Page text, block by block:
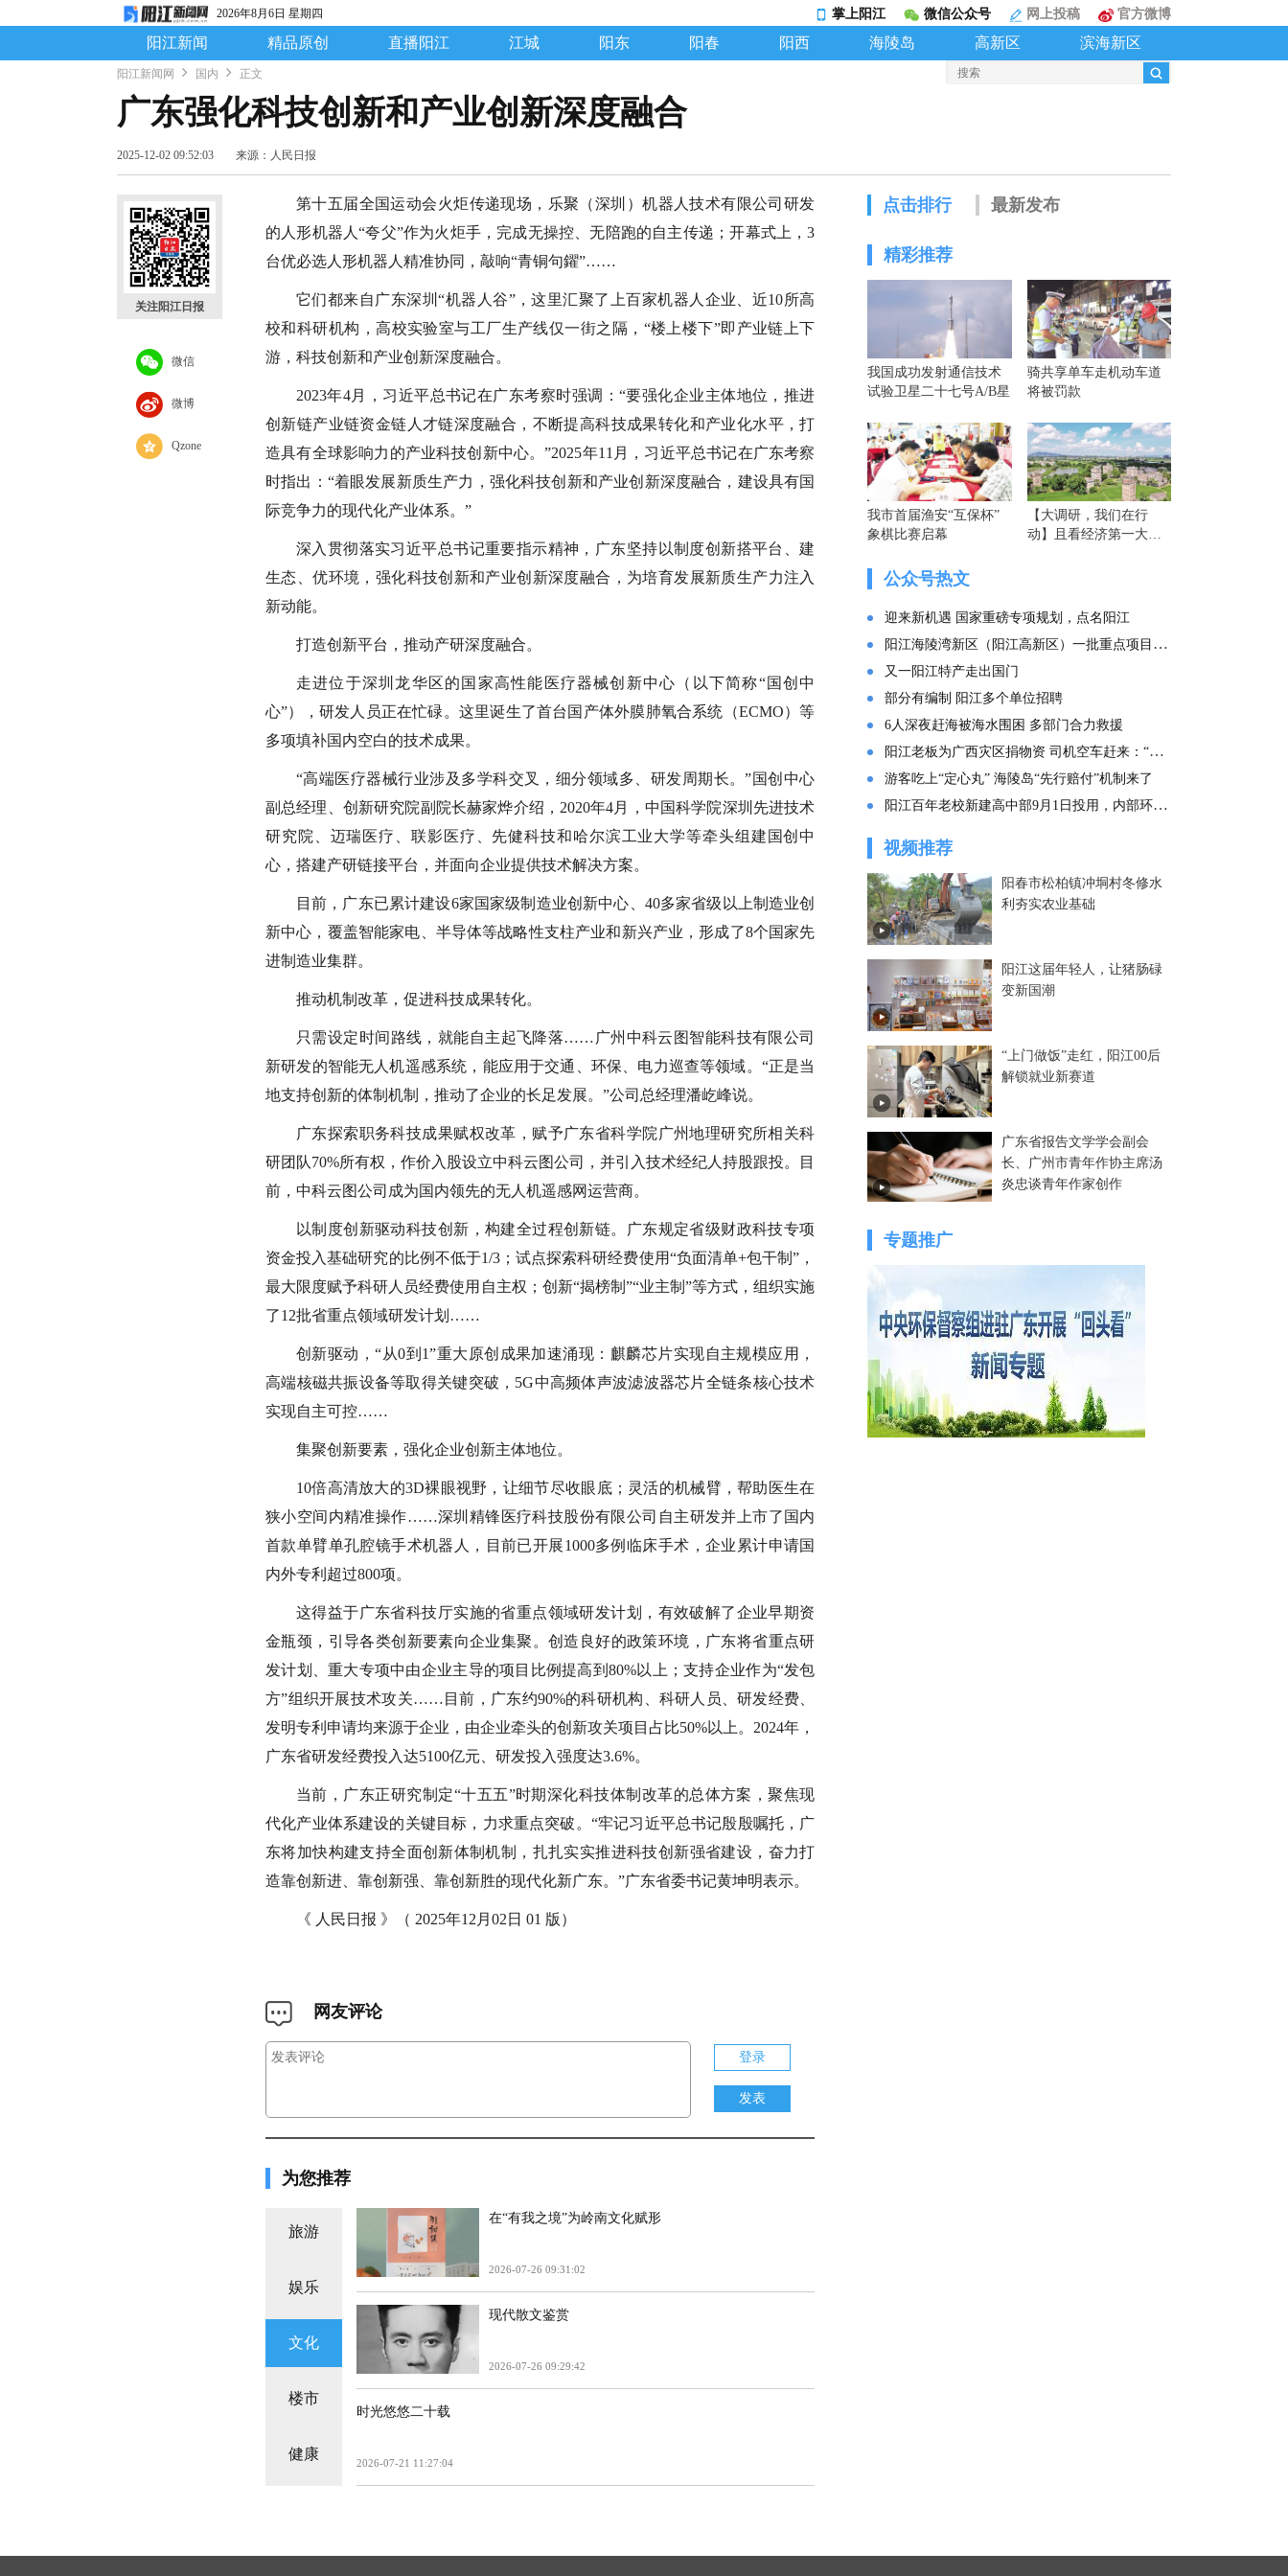
2026年8月6日 星期四 掌上阳江 微信公众号 网上投稿 官方微博
阳江新闻 精品原创 直播阳江 江城 阳东 阳春 阳西 海陵岛 高新区 滨海新区
阳江新闻网 国内 正文
广东强化科技创新和产业创新深度融合
2025-12-02 09:52:03 来源：人民日报
关注阳江日报
微信
微博
Qzone
第十五届全国运动会火炬传递现场，乐聚（深圳）机器人技术有限公司研发
的人形机器人“夸父”作为火炬手，完成无操控、无陪跑的自主传递；开幕式上，3
台优必选人形机器人精准协同，敲响“青铜句鑃”……
它们都来自广东深圳“机器人谷”，这里汇聚了上百家机器人企业、近10所高
校和科研机构，高校实验室与工厂生产线仅一街之隔，“楼上楼下”即产业链上下
游，科技创新和产业创新深度融合。
2023年4月，习近平总书记在广东考察时强调：“要强化企业主体地位，推进
创新链产业链资金链人才链深度融合，不断提高科技成果转化和产业化水平，打
造具有全球影响力的产业科技创新中心。”2025年11月，习近平总书记在广东考察
时指出：“着眼发展新质生产力，强化科技创新和产业创新深度融合，建设具有国
际竞争力的现代化产业体系。”
深入贯彻落实习近平总书记重要指示精神，广东坚持以制度创新搭平台、建
生态、优环境，强化科技创新和产业创新深度融合，为培育发展新质生产力注入
新动能。
打造创新平台，推动产研深度融合。
走进位于深圳龙华区的国家高性能医疗器械创新中心（以下简称“国创中
心”），研发人员正在忙碌。这里诞生了首台国产体外膜肺氧合系统（ECMO）等
多项填补国内空白的技术成果。
“高端医疗器械行业涉及多学科交叉，细分领域多、研发周期长。”国创中心
副总经理、创新研究院副院长赫家烨介绍，2020年4月，中国科学院深圳先进技术
研究院、迈瑞医疗、联影医疗、先健科技和哈尔滨工业大学等牵头组建国创中
心，搭建产研链接平台，并面向企业提供技术解决方案。
目前，广东已累计建设6家国家级制造业创新中心、40多家省级以上制造业创
新中心，覆盖智能家电、半导体等战略性支柱产业和新兴产业，形成了8个国家先
进制造业集群。
推动机制改革，促进科技成果转化。
只需设定时间路线，就能自主起飞降落……广州中科云图智能科技有限公司
新研发的智能无人机遥感系统，能应用于交通、环保、电力巡查等领域。“正是当
地支持创新的体制机制，推动了企业的长足发展。”公司总经理潘屹峰说。
广东探索职务科技成果赋权改革，赋予广东省科学院广州地理研究所相关科
研团队70%所有权，作价入股设立中科云图公司，并引入技术经纪人持股跟投。目
前，中科云图公司成为国内领先的无人机遥感网运营商。
以制度创新驱动科技创新，构建全过程创新链。广东规定省级财政科技专项
资金投入基础研究的比例不低于1/3；试点探索科研经费使用“负面清单+包干制”，
最大限度赋予科研人员经费使用自主权；创新“揭榜制”“业主制”等方式，组织实施
了12批省重点领域研发计划……
创新驱动，“从0到1”重大原创成果加速涌现：麒麟芯片实现自主规模应用，
高端核磁共振设备等取得关键突破，5G中高频体声波滤波器芯片全链条核心技术
实现自主可控……
集聚创新要素，强化企业创新主体地位。
10倍高清放大的3D裸眼视野，让细节尽收眼底；灵活的机械臂，帮助医生在
狭小空间内精准操作……深圳精锋医疗科技股份有限公司自主研发并上市了国内
首款单臂单孔腔镜手术机器人，目前已开展1000多例临床手术，企业累计申请国
内外专利超过800项。
这得益于广东省科技厅实施的省重点领域研发计划，有效破解了企业早期资
金瓶颈，引导各类创新要素向企业集聚。创造良好的政策环境，广东将省重点研
发计划、重大专项中由企业主导的项目比例提高到80%以上；支持企业作为“发包
方”组织开展技术攻关……目前，广东约90%的科研机构、科研人员、研发经费、
发明专利申请均来源于企业，由企业牵头的创新攻关项目占比50%以上。2024年，
广东省研发经费投入达5100亿元、研发投入强度达3.6%。
当前，广东正研究制定“十五五”时期深化科技体制改革的总体方案，聚焦现
代化产业体系建设的关键目标，力求重点突破。“牢记习近平总书记殷殷嘱托，广
东将加快构建支持全面创新体制机制，扎扎实实推进科技创新强省建设，奋力打
造靠创新进、靠创新强、靠创新胜的现代化新广东。”广东省委书记黄坤明表示。
《 人民日报 》（ 2025年12月02日 01 版）
网友评论
登录
发表
为您推荐
旅游
娱乐
文化
楼市
健康
在“有我之境”为岭南文化赋形
2026-07-26 09:31:02
现代散文鉴赏
2026-07-26 09:29:42
时光悠悠二十载
2026-07-21 11:27:04
点击排行 最新发布
精彩推荐
我国成功发射通信技术
试验卫星二十七号A/B星
骑共享单车走机动车道
将被罚款
我市首届渔安“互保杯”
象棋比赛启幕
【大调研，我们在行
动】且看经济第一大省
公众号热文
迎来新机遇 国家重磅专项规划，点名阳江
阳江海陵湾新区（阳江高新区）一批重点项目集中投产
又一阳江特产走出国门
部分有编制 阳江多个单位招聘
6人深夜赶海被海水围困 多部门合力救援
阳江老板为广西灾区捐物资 司机空车赶来：“免费拉！”
游客吃上“定心丸” 海陵岛“先行赔付”机制来了
阳江百年老校新建高中部9月1日投用，内部环境曝光
视频推荐
阳春市松柏镇冲垌村冬修水
利夯实农业基础
阳江这届年轻人，让猪肠碌
变新国潮
“上门做饭”走红，阳江00后
解锁就业新赛道
广东省报告文学学会副会
长、广州市青年作协主席汤
炎忠谈青年作家创作
专题推广